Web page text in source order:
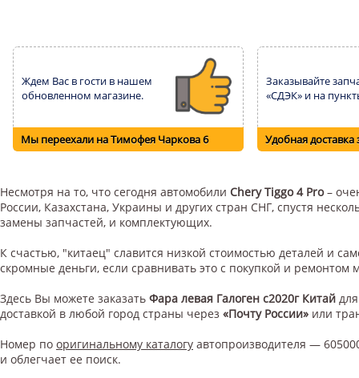
Ждем Вас в гости в нашем
обновленном магазине.
Мы переехали на Тимофея Чаркова 6
Заказывайте
«СДЭК» и на
Удобная доставка
Несмотря на то, что сегодня автомобили Chery Tiggo 4 Pro–
России, Казахстана, Украины и других стран СНГ, спустя
замены запчастей, и комплектующих.
К счастью, "китаец" славится низкой стоимостью деталей и
скромные деньги, если сравнивать это с покупкой и
Здесь Вы можете заказать Фара левая Галоген с2020г Китай
доставкой в любой город страны через «Почту России» или
Номер по оригинальному каталогу автопроизводителя —
и облегчает ее поиск.